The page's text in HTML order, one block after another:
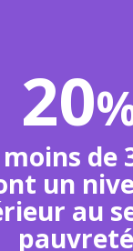
20
de
un
au